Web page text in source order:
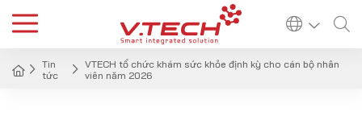
Tin
tức
VTECH tổ chức khám sức khỏe định kỳ cho cán bộ nhân
viên năm 2026